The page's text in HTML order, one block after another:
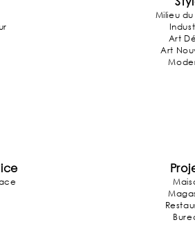
Milieu
Art
Art